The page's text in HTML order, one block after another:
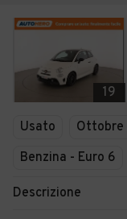
19
Usato Ottobre
Benzina - Euro 6
Descrizione